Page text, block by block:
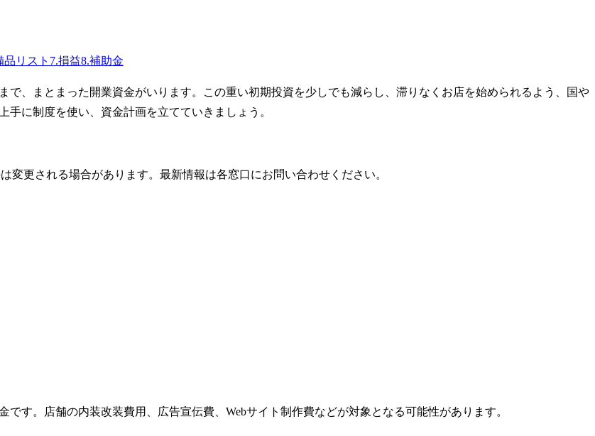
品リスト 7.損益8.補助金
、まとまった開業資金がいります。この重い初期投資を少しでも減らし、滞りなくお店を始められるよう、国や
に制度を使い、資金計画を立てていきましょう。
更される場合があります。最新情報は各窓口にお問い合わせください。
す。店舗の内装改装費用、広告宣伝費、Webサイト制作費などが対象となる可能性があります。